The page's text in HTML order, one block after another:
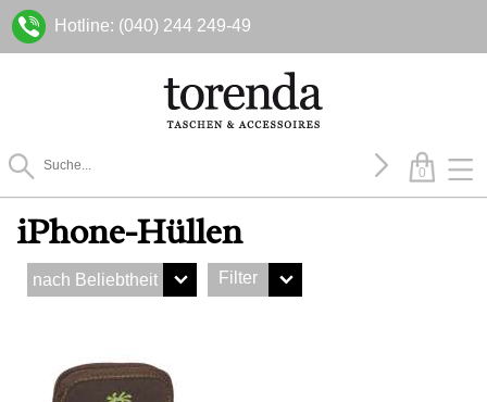
Hotline: (040) 244 249-49
0
iPhone-Hüllen
Filter